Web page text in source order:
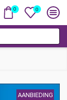
0 0
AANBIEDING